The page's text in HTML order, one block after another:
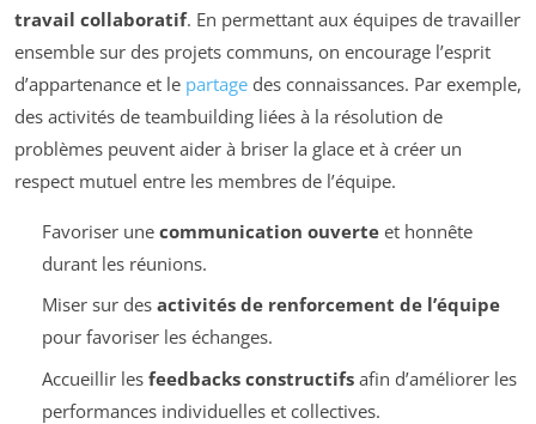
travail collaboratif. En permettant aux équipes de travailler
ensemble sur des projets communs, on encourage l’esprit
d’appartenance et le partage des connaissances. Par exemple,
des activités de teambuilding liées à la résolution de
problèmes peuvent aider à briser la glace et à créer un
respect mutuel entre les membres de l’équipe.
Favoriser une communication ouverteet honnête
durant les réunions.
Miser sur des activités de renforcement de l’équipe
pour favoriser les échanges.
Accueillir les feedbacks constructifsafin d’améliorer les
performances individuelles et collectives.